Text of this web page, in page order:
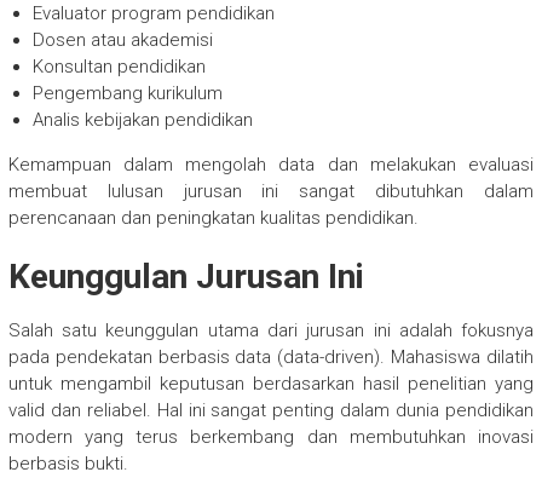
Evaluator program pendidikan
Dosen atau akademisi
Konsultan pendidikan
Pengembang kurikulum
Analis kebijakan pendidikan
Kemampuan dalam mengolah data dan melakukan evaluasi
membuat lulusan jurusan ini sangat dibutuhkan dalam
perencanaan dan peningkatan kualitas pendidikan.
Keunggulan Jurusan Ini
Salah satu keunggulan utama dari jurusan ini adalah fokusnya
pada pendekatan berbasis data (data-driven). Mahasiswa dilatih
untuk mengambil keputusan berdasarkan hasil penelitian yang
valid dan reliabel. Hal ini sangat penting dalam dunia pendidikan
modern yang terus berkembang dan membutuhkan inovasi
berbasis bukti.